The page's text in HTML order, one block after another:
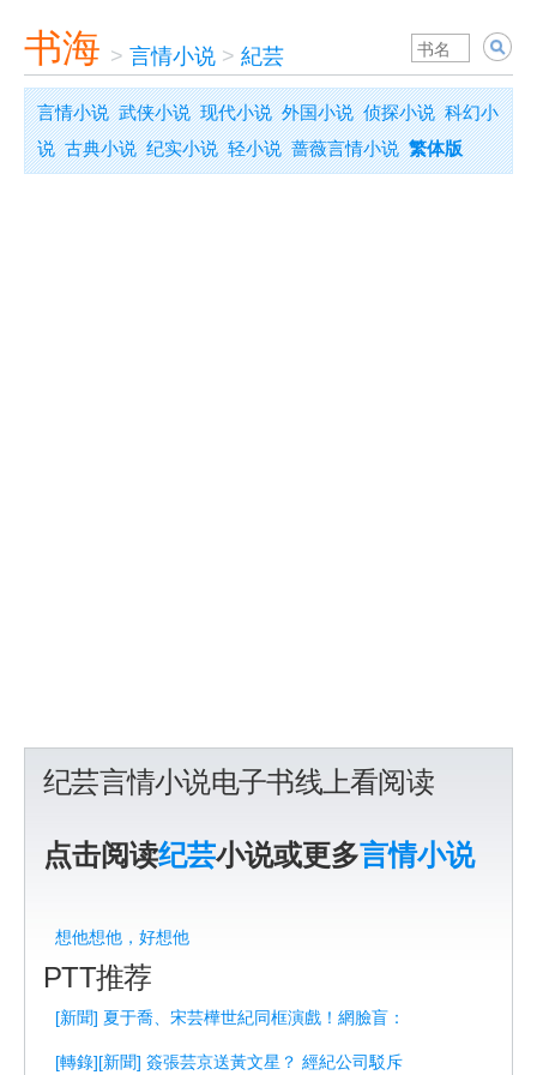
书海 > 言情小说 > 紀芸
言情小说 武侠小说 现代小说 外国小说 侦探小说 科幻小
说 古典小说 纪实小说 轻小说 蔷薇言情小说 繁体版
纪芸言情小说电子书线上看阅读
点击阅读纪芸小说或更多言情小说
想他想他，好想他
PTT推荐
[新聞] 夏于喬、宋芸樺世紀同框演戲！網臉盲：
[轉錄][新聞] 簽張芸京送黃文星？ 經紀公司駁斥